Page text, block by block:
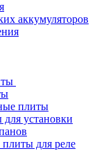
аккумуляторов
плиты
установки
для реле